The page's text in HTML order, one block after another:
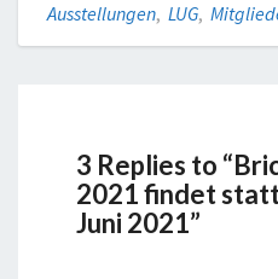
Ausstellungen, LUG,
3 Replies to
2021 findet
Juni 2021”